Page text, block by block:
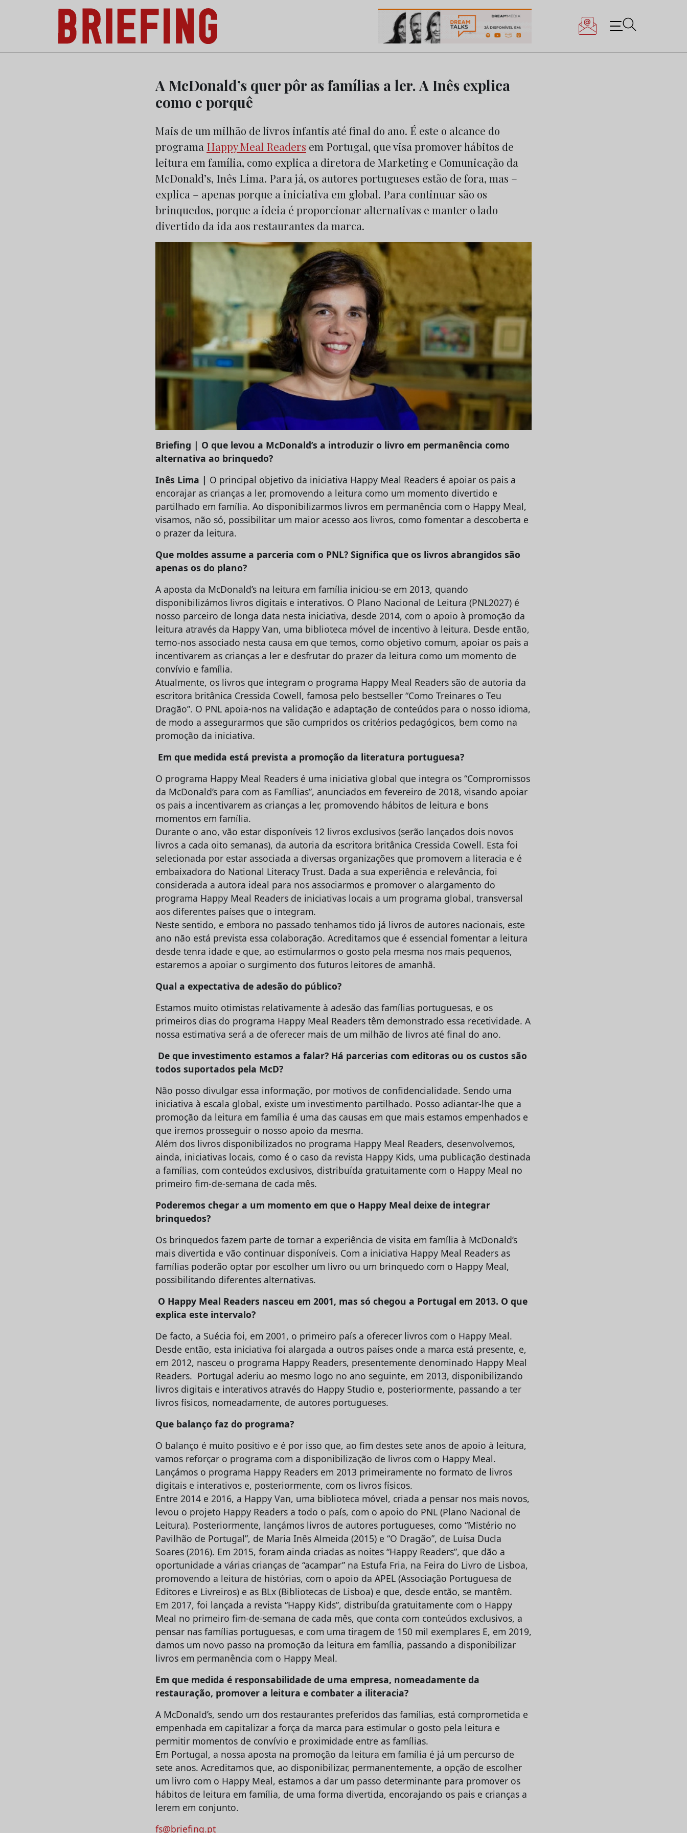
Briefing: Todas as notícias sobre os negócios do Marketing e da Publicidade
A McDonald’s quer pôr as famílias a ler. A Inês explica
como e porquê
Mais de um milhão de livros infantis até final do ano. É este o alcance do
programa Happy Meal Readers em Portugal, que visa promover hábitos de
leitura em família, como explica a diretora de Marketing e Comunicação da
McDonald’s, Inês Lima. Para já, os autores portugueses estão de fora, mas –
explica – apenas porque a iniciativa em global. Para continuar são os
brinquedos, porque a ideia é proporcionar alternativas e manter o lado
divertido da ida aos restaurantes da marca.
Briefing | O que levou a McDonald’s a introduzir o livro em permanência como
alternativa ao brinquedo?
Inês Lima | O principal objetivo da iniciativa Happy Meal Readers é apoiar os pais a
encorajar as crianças a ler, promovendo a leitura como um momento divertido e
partilhado em família. Ao disponibilizarmos livros em permanência com o Happy Meal,
visamos, não só, possibilitar um maior acesso aos livros, como fomentar a descoberta e
o prazer da leitura.
Que moldes assume a parceria com o PNL? Significa que os livros abrangidos são
apenas os do plano?
A aposta da McDonald’s na leitura em família iniciou-se em 2013, quando
disponibilizámos livros digitais e interativos. O Plano Nacional de Leitura (PNL2027) é
nosso parceiro de longa data nesta iniciativa, desde 2014, com o apoio à promoção da
leitura através da Happy Van, uma biblioteca móvel de incentivo à leitura. Desde então,
temo-nos associado nesta causa em que temos, como objetivo comum, apoiar os pais a
incentivarem as crianças a ler e desfrutar do prazer da leitura como um momento de
convívio e família.
Atualmente, os livros que integram o programa Happy Meal Readers são de autoria da
escritora britânica Cressida Cowell, famosa pelo bestseller “Como Treinares o Teu
Dragão”. O PNL apoia-nos na validação e adaptação de conteúdos para o nosso idioma,
de modo a assegurarmos que são cumpridos os critérios pedagógicos, bem como na
promoção da iniciativa.
Em que medida está prevista a promoção da literatura portuguesa?
O programa Happy Meal Readers é uma iniciativa global que integra os “Compromissos
da McDonald’s para com as Famílias”, anunciados em fevereiro de 2018, visando apoiar
os pais a incentivarem as crianças a ler, promovendo hábitos de leitura e bons
momentos em família.
Durante o ano, vão estar disponíveis 12 livros exclusivos (serão lançados dois novos
livros a cada oito semanas), da autoria da escritora britânica Cressida Cowell. Esta foi
selecionada por estar associada a diversas organizações que promovem a literacia e é
embaixadora do National Literacy Trust. Dada a sua experiência e relevância, foi
considerada a autora ideal para nos associarmos e promover o alargamento do
programa Happy Meal Readers de iniciativas locais a um programa global, transversal
aos diferentes países que o integram.
Neste sentido, e embora no passado tenhamos tido já livros de autores nacionais, este
ano não está prevista essa colaboração. Acreditamos que é essencial fomentar a leitura
desde tenra idade e que, ao estimularmos o gosto pela mesma nos mais pequenos,
estaremos a apoiar o surgimento dos futuros leitores de amanhã.
Qual a expectativa de adesão do público?
Estamos muito otimistas relativamente à adesão das famílias portuguesas, e os
primeiros dias do programa Happy Meal Readers têm demonstrado essa recetividade. A
nossa estimativa será a de oferecer mais de um milhão de livros até final do ano.
De que investimento estamos a falar? Há parcerias com editoras ou os custos são
todos suportados pela McD?
Não posso divulgar essa informação, por motivos de confidencialidade. Sendo uma
iniciativa à escala global, existe um investimento partilhado. Posso adiantar-lhe que a
promoção da leitura em família é uma das causas em que mais estamos empenhados e
que iremos prosseguir o nosso apoio da mesma.
Além dos livros disponibilizados no programa Happy Meal Readers, desenvolvemos,
ainda, iniciativas locais, como é o caso da revista Happy Kids, uma publicação destinada
a famílias, com conteúdos exclusivos, distribuída gratuitamente com o Happy Meal no
primeiro fim-de-semana de cada mês.
Poderemos chegar a um momento em que o Happy Meal deixe de integrar
brinquedos?
Os brinquedos fazem parte de tornar a experiência de visita em família à McDonald’s
mais divertida e vão continuar disponíveis. Com a iniciativa Happy Meal Readers as
famílias poderão optar por escolher um livro ou um brinquedo com o Happy Meal,
possibilitando diferentes alternativas.
O Happy Meal Readers nasceu em 2001, mas só chegou a Portugal em 2013. O que
explica este intervalo?
De facto, a Suécia foi, em 2001, o primeiro país a oferecer livros com o Happy Meal.
Desde então, esta iniciativa foi alargada a outros países onde a marca está presente, e,
em 2012, nasceu o programa Happy Readers, presentemente denominado Happy Meal
Readers. Portugal aderiu ao mesmo logo no ano seguinte, em 2013, disponibilizando
livros digitais e interativos através do Happy Studio e, posteriormente, passando a ter
livros físicos, nomeadamente, de autores portugueses.
Que balanço faz do programa?
O balanço é muito positivo e é por isso que, ao fim destes sete anos de apoio à leitura,
vamos reforçar o programa com a disponibilização de livros com o Happy Meal.
Lançámos o programa Happy Readers em 2013 primeiramente no formato de livros
digitais e interativos e, posteriormente, com os livros físicos.
Entre 2014 e 2016, a Happy Van, uma biblioteca móvel, criada a pensar nos mais novos,
levou o projeto Happy Readers a todo o país, com o apoio do PNL (Plano Nacional de
Leitura). Posteriormente, lançámos livros de autores portugueses, como “Mistério no
Pavilhão de Portugal”, de Maria Inês Almeida (2015) e “O Dragão”, de Luísa Ducla
Soares (2016). Em 2015, foram ainda criadas as noites “Happy Readers”, que dão a
oportunidade a várias crianças de “acampar” na Estufa Fria, na Feira do Livro de Lisboa,
promovendo a leitura de histórias, com o apoio da APEL (Associação Portuguesa de
Editores e Livreiros) e as BLx (Bibliotecas de Lisboa) e que, desde então, se mantêm.
Em 2017, foi lançada a revista “Happy Kids”, distribuída gratuitamente com o Happy
Meal no primeiro fim-de-semana de cada mês, que conta com conteúdos exclusivos, a
pensar nas famílias portuguesas, e com uma tiragem de 150 mil exemplares E, em 2019,
damos um novo passo na promoção da leitura em família, passando a disponibilizar
livros em permanência com o Happy Meal.
Em que medida é responsabilidade de uma empresa, nomeadamente da
restauração, promover a leitura e combater a iliteracia?
A McDonald’s, sendo um dos restaurantes preferidos das famílias, está comprometida e
empenhada em capitalizar a força da marca para estimular o gosto pela leitura e
permitir momentos de convívio e proximidade entre as famílias.
Em Portugal, a nossa aposta na promoção da leitura em família é já um percurso de
sete anos. Acreditamos que, ao disponibilizar, permanentemente, a opção de escolher
um livro com o Happy Meal, estamos a dar um passo determinante para promover os
hábitos de leitura em família, de uma forma divertida, encorajando os pais e crianças a
lerem em conjunto.
fs@briefing.pt